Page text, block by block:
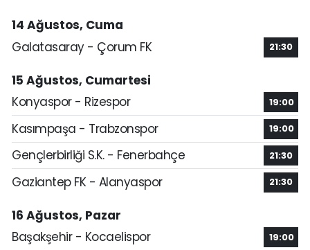
14 Ağustos, Cuma
Galatasaray - Çorum FK
21:30
15 Ağustos, Cumartesi
Konyaspor - Rizespor
19:00
Kasımpaşa - Trabzonspor 19:00
Gençlerbirliği S.K. - Fenerbahçe 21:30
Gaziantep FK - Alanyaspor 21:30
16 Ağustos, Pazar
Başakşehir - Kocaelispor
19:00